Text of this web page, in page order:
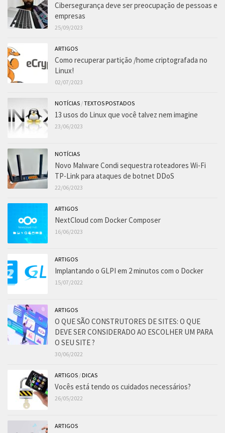
Cibersegurança deve ser preocupação de pessoas e
empresas
25/09/2023
ARTIGOS
Como recuperar partição /home criptografada no
Linux!
02/07/2023
NOTÍCIAS /TEXTOS POSTADOS
13 usos do Linux que você talvez nem imagine
23/06/2023
NOTÍCIAS
Novo Malware Condi sequestra roteadores Wi-Fi
TP-Link para ataques de botnet DDoS
22/06/2023
ARTIGOS
NextCloud com Docker Composer
16/06/2023
ARTIGOS
Implantando o GLPI em 2 minutos com o Docker
15/07/2022
ARTIGOS
O QUE SÃO CONSTRUTORES DE SITES: O QUE
DEVE SER CONSIDERADO AO ESCOLHER UM PARA
O SEU SITE ?
30/06/2022
ARTIGOS /DICAS
Vocês está tendo os cuidados necessários?
26/05/2022
ARTIGOS